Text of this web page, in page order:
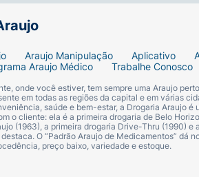
Araujo Manipulação Aplicativo
Araujo Médico Trabalhe Conosco
onde você estiver, tem sempre uma Araujo
em todas as regiões da capital e em várias
saúde e bem-estar, a Drogaria Araujo
o cliente: ela é a primeira drogaria de Belo
(1963), a primeira drogaria Drive-Thru (1990)
O “Padrão Araujo de Medicamentos”
preço baixo, variedade e estoque.